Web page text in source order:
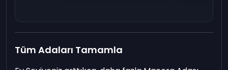
Tüm Adaları Tamamla